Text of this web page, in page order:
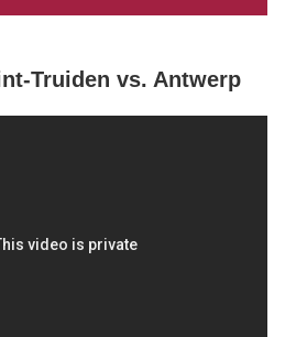
Truiden vs. Antwerp